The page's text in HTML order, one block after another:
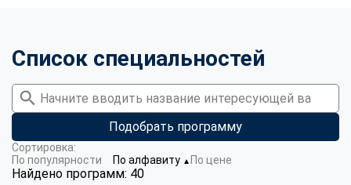
Список специальностей
Подобрать программу
Найдено программ: 40
Сортировка:
По популярности
По алфавиту ▼ По цене